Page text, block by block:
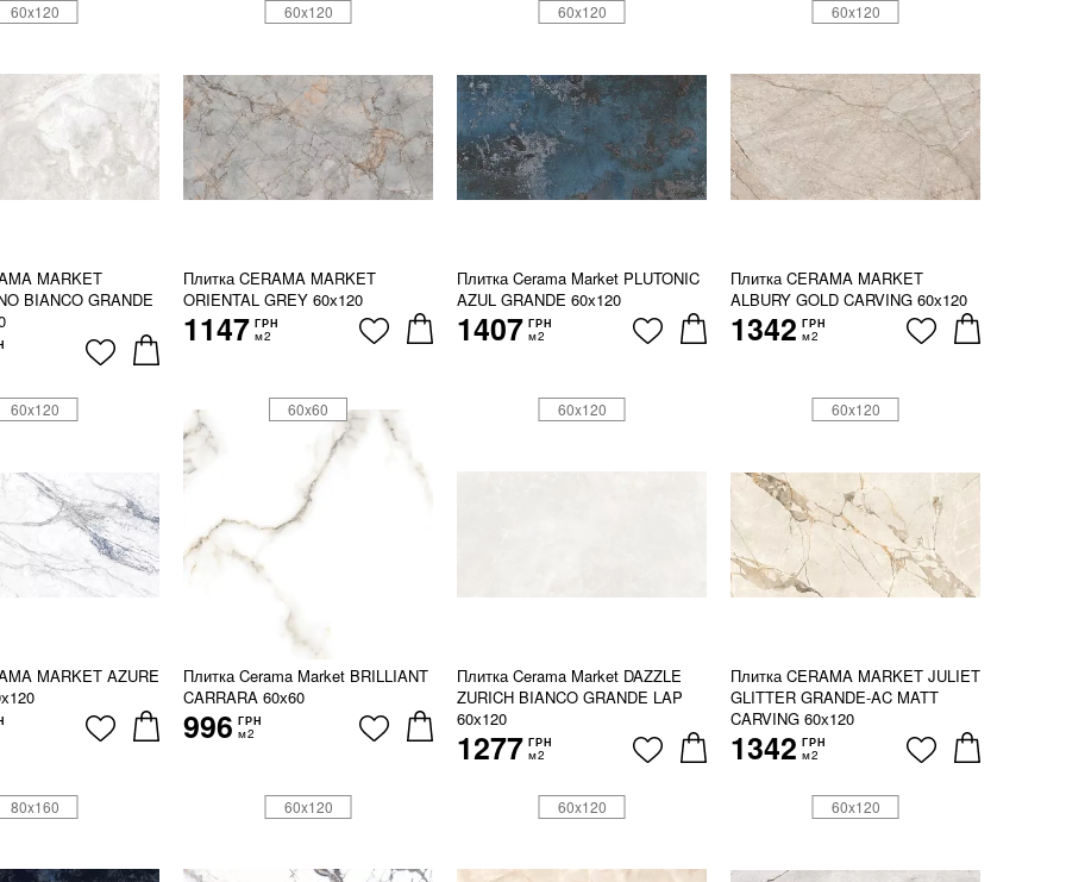
MARKET
BIANCO GRANDE
60x120
Плитка CERAMA MARKET
ORIENTAL GREY 60х120
1147 ГРН
м2
60x120
Плитка Cerama Market PLUTONIC
AZUL GRANDE 60х120
1407 ГРН
м2
60x120
Плитка CERAMA MARKET
ALBURY GOLD CARVING 60х120
1342 ГРН
м2
60x120
MARKET AZURE
60x120
Плитка Cerama Market BRILLIANT
CARRARA 60х60
996 ГРН
м2
60x60
Плитка Cerama Market DAZZLE
ZURICH BIANCO GRANDE LAP
60х120
1277 ГРН
м2
60x120
Плитка CERAMA MARKET JULIET
GLITTER GRANDE-AC MATT
CARVING 60х120
1342 ГРН
м2
60x120
80x160 60x120 60x120 60x120